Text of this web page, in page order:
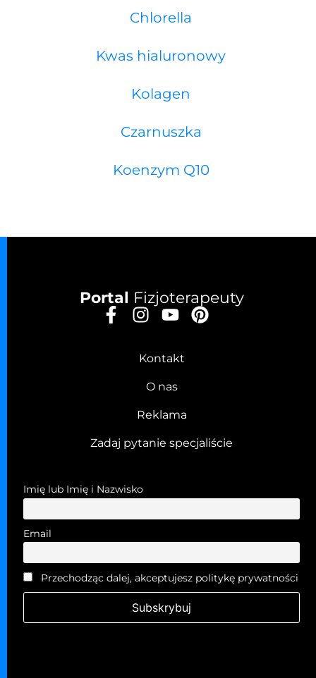
Chlorella
Kwas hialuronowy
Kolagen
Czarnuszka
Koenzym Q10
Portal Fizjoterapeuty
Kontakt
O nas
Reklama
Zadaj pytanie specjaliście
Imię lub Imię i Nazwisko
Email
Przechodząc dalej, akceptujesz politykę prywatności